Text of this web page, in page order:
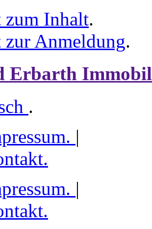
zum Inhalt.
Anmeldung.
Erbarth
.
. |
.
. |
.